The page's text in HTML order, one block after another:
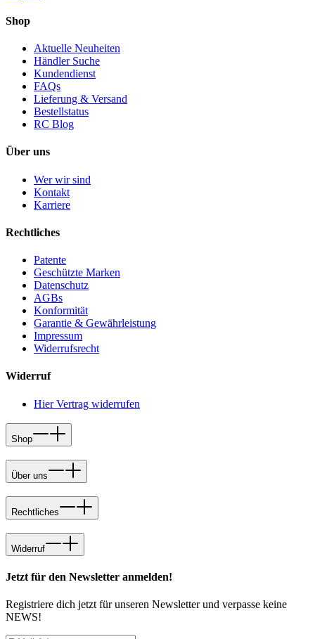
Shop
Aktuelle Neuheiten
Händler Suche
Kundendienst
FAQs
Lieferung & Versand
Bestellstatus
RC Blog
Über uns
Wer wir sind
Kontakt
Karriere
Rechtliches
Patente
Geschützte Marken
Datenschutz
AGBs
Konformität
Garantie & Gewährleistung
Impressum
Widerrufsrecht
Widerruf
Hier Vertrag widerrufen
Shop
Über uns
Rechtliches
Widerruf
Jetzt für den Newsletter anmelden!
Registriere dich jetzt für unseren Newsletter und verpasse keine
NEWS!